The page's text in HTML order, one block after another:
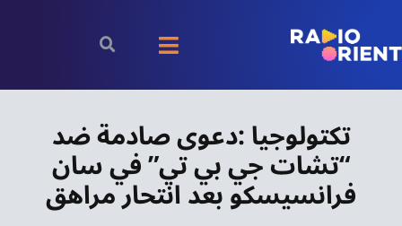
content
Toggle
Navigation
بودكاست
الأخبار
تكتولوجيا :دعوى صادمة ضد
“تشات جي بي تي” في سان
فرانسيسكو بعد انتحار مراهق